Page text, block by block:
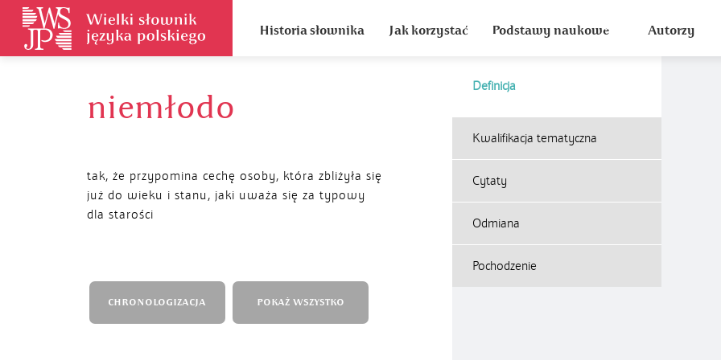
Historia słownika Jak korzystać Podstawy naukowe Autorzy
niemłodo
Definicja
tak, że przypomina cechę osoby, która zbliżyła się
już do wieku i stanu, jaki uważa się za typowy
dla starości
Kwalifikacja tematyczna
Cytaty
Odmiana
Pochodzenie
CHRONOLOGIZACJA POKAŻ WSZYSTKO